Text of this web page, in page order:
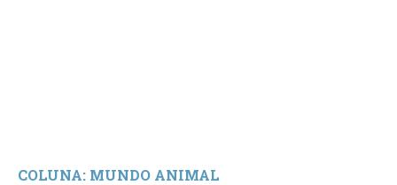
COLUNA: MUNDO ANIMAL